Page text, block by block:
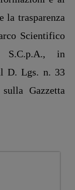
la trasparenza
Scientifico
in
D. Lgs. n. 33
Gazzetta